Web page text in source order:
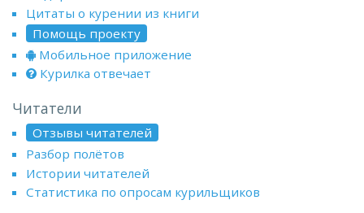
Цитаты о курении из книги
Помощь проекту
Мобильное приложение
Курилка отвечает
Читатели
Отзывы читателей
Разбор полётов
Истории читателей
Статистика по опросам курильщиков